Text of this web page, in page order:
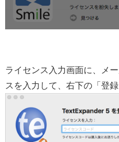
ライセンス入力画面に、メ
スを入力して、右下の「登